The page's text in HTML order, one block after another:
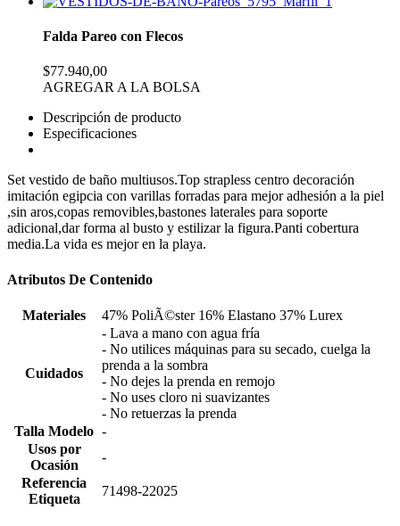
Falda Pareo con Flecos
$77.940,00
AGREGAR A LA BOLSA
Descripción de producto
Especificaciones
Set vestido de baño multiusos.Top strapless centro decoración
imitación egipcia con varillas forradas para mejor adhesión a la piel
,sin aros,copas removibles,bastones laterales para soporte
adicional,dar forma al busto y estilizar la figura.Panti cobertura
media.La vida es mejor en la playa.
Atributos De Contenido
Materiales 47% PoliÃ©ster 16% Elastano 37% Lurex
Cuidados
- Lava a mano con agua fría
- No utilices máquinas para su secado, cuelga la
prenda a la sombra
- No dejes la prenda en remojo
- No uses cloro ni suavizantes
- No retuerzas la prenda
Talla Modelo -
Usos por
Ocasión
-
Referencia
Etiqueta
71498-22025